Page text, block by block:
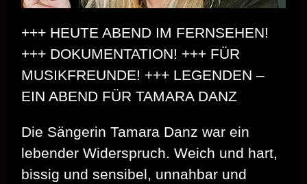
+++ HEUTE ABEND IM FERNSEHEN!
+++ DOKUMENTATION! +++ FÜR
MUSIKFREUNDE! +++ LEGENDEN –
EIN ABEND FÜR TAMARA DANZ
Die Sängerin Tamara Danz war ein
lebender Widerspruch. Weich und hart,
bissig und sensibel, unnahbar und